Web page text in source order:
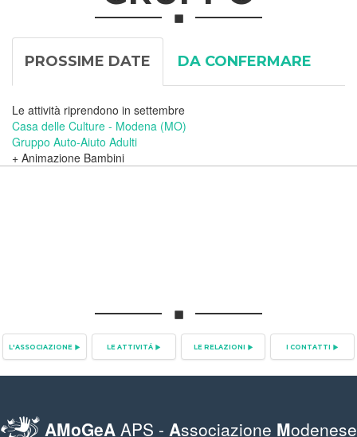
PROSSIME DATE DA CONFERMARE
Le attività riprendono in settembre
Casa delle Culture - Modena (MO)
Gruppo Auto-Aiuto Adulti
+ Animazione Bambini
L'ASSOCIAZIONE LE ATTIVITÁ LE RELAZIONI I CONTATTI
AMoGeA APS - Associazione Modenese